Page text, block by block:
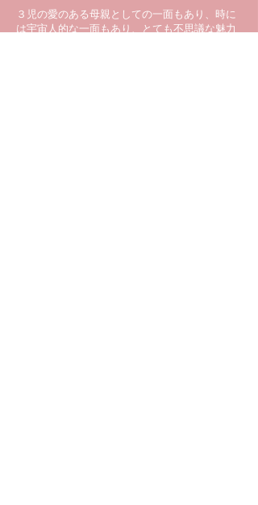
３児の愛のある母親としての一面もあり、時に
は宇宙人的な一面もあり、とても不思議な魅力